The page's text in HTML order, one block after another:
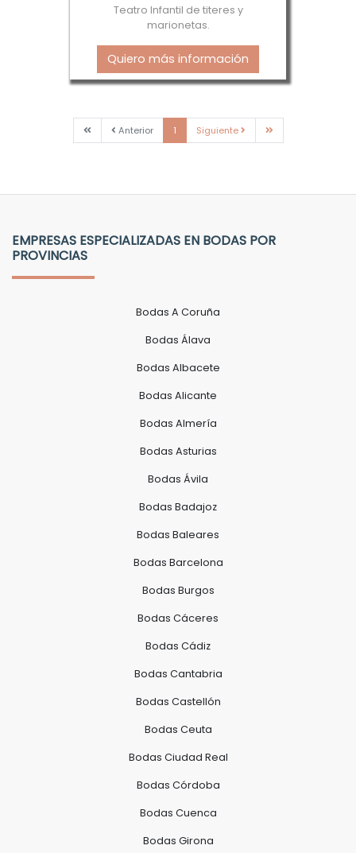
Teatro Infantil de titeres y
marionetas.
Quiero más información
PrimeraAnteriorAnterior
1 Siguiente SiguienteÚltima
EMPRESAS ESPECIALIZADAS EN BODAS POR
PROVINCIAS
Bodas A Coruña
Bodas Álava
Bodas Albacete
Bodas Alicante
Bodas Almería
Bodas Asturias
Bodas Ávila
Bodas Badajoz
Bodas Baleares
Bodas Barcelona
Bodas Burgos
Bodas Cáceres
Bodas Cádiz
Bodas Cantabria
Bodas Castellón
Bodas Ceuta
Bodas Ciudad Real
Bodas Córdoba
Bodas Cuenca
Bodas Girona